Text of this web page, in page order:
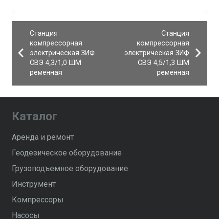
Станция
компрессорная
электрическая ЗИФ
СВЭ 4,3/1,0 ШМ
ременная
Станция
компрессорная
электрическая ЗИФ
СВЭ 4,5/1,3 ШМ
ременная
Каталог
Аренда и ремонт
Геодезическое оборудование
Грузоподъемное оборудование
Инструмент
Компрессоры
Насосы